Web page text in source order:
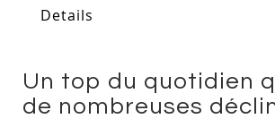
Details
Un top du quotidien
de nombreuses